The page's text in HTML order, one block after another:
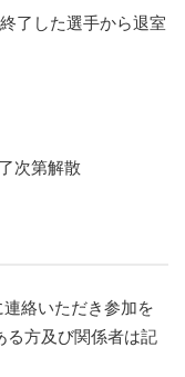
了した選手から退室
次第解散
絡いただき参加を
方及び関係者は記